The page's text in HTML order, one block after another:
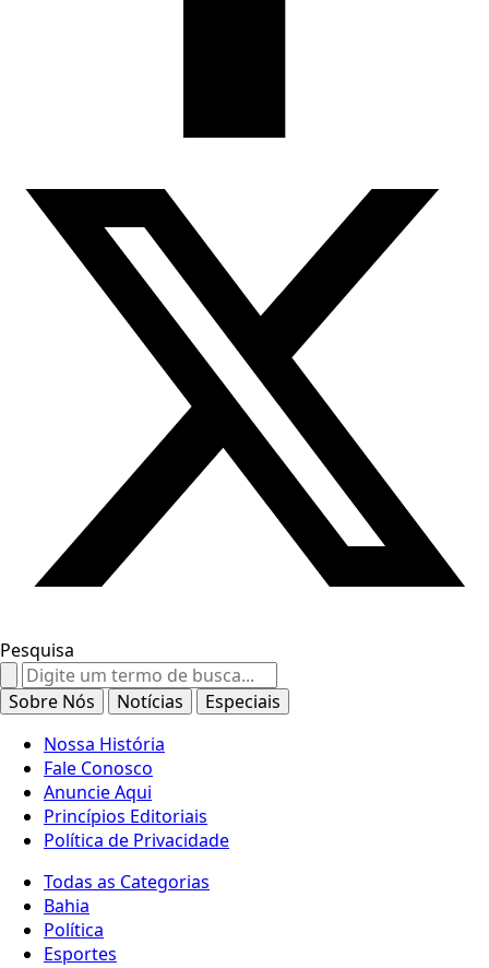
Pesquisa
Search
for:
Sobre Nós Notícias
Especiais
Nossa História
Fale Conosco
Anuncie Aqui
Princípios Editoriais
Política de Privacidade
Todas as Categorias
Bahia
Política
Esportes